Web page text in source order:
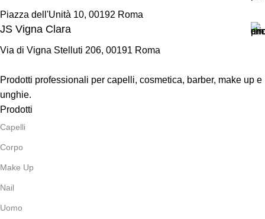
Piazza dell'Unità 10, 00192 Roma
JS Vigna Clara
Via di Vigna Stelluti 206, 00191 Roma
Prodotti professionali per capelli, cosmetica, barber, make up e
unghie.
Prodotti
Capelli
Corpo
Make Up
Nail
Uomo